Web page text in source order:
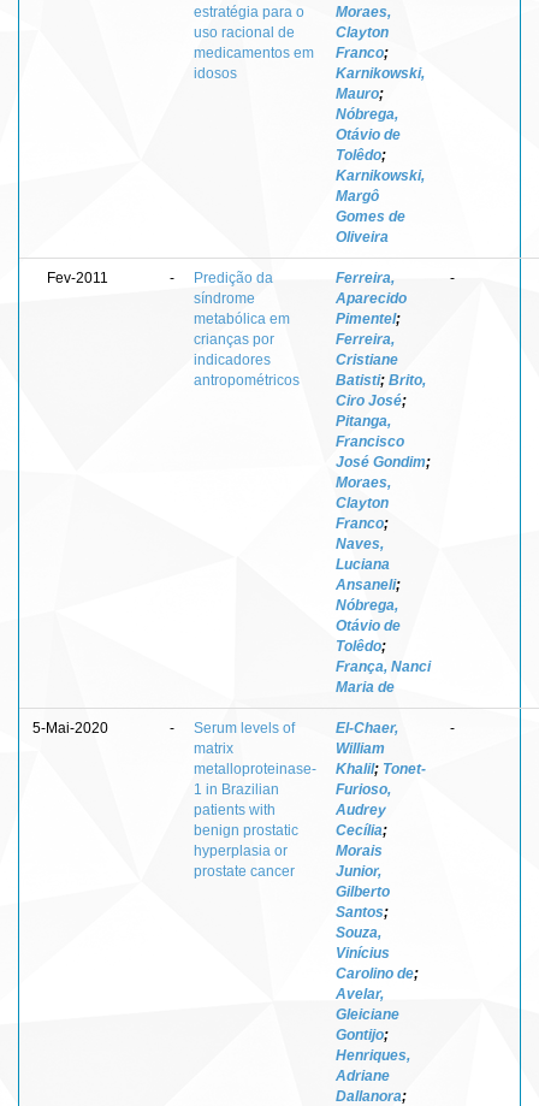
estratégia para o
uso racional de
medicamentos em
idosos
Moraes,
Clayton
Franco;
Karnikowski,
Mauro;
Nóbrega,
Otávio de
Tolêdo;
Karnikowski,
Margô
Gomes de
Oliveira
Fev-2011 -
Predição da
síndrome
metabólica em
crianças por
indicadores
antropométricos
Ferreira,
Aparecido
Pimentel;
Ferreira,
Cristiane
Batisti; Brito,
Ciro José;
Pitanga,
Francisco
José Gondim;
Moraes,
Clayton
Franco;
Naves,
Luciana
Ansaneli;
Nóbrega,
Otávio de
Tolêdo;
França, Nanci
Maria de
-
5-Mai-2020 -
Serum levels of
matrix
metalloproteinase-
1 in Brazilian
patients with
benign prostatic
hyperplasia or
prostate cancer
El-Chaer,
William
Khalil; Tonet-
Furioso,
Audrey
Cecília;
Morais
Junior,
Gilberto
Santos;
Souza,
Vinícius
Carolino de;
Avelar,
Gleiciane
Gontijo;
Henriques,
Adriane
Dallanora;
-